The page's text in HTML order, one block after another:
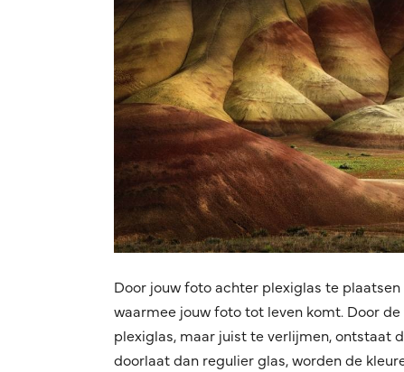
Door jouw foto achter plexiglas te
waarmee jouw foto tot leven komt. Door
plexiglas, maar juist te verlijmen, ontstaat
doorlaat dan regulier glas, worden de